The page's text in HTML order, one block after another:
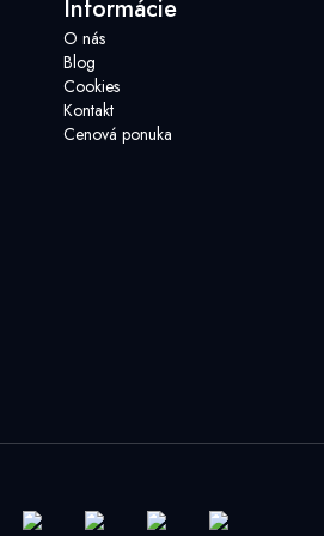
Informácie
O nás
Blog
Cookies
Kontakt
Cenová ponuka